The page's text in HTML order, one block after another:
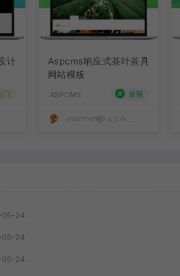
计
门
Aspcms响应式茶叶茶具
网站模板
ASPCMS # 最新
yuanmeng 4,275
24
24
24